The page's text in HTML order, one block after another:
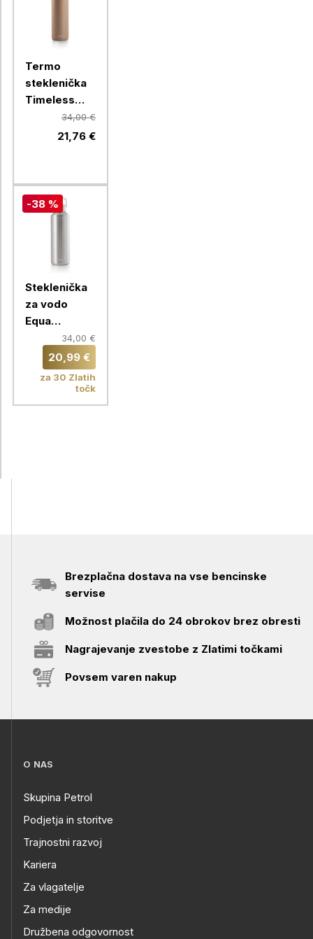
Termo
steklenička
Timeless
Equa, 600
ml, Toffee
34,00 €
21,76 €
-38 %
Steklenička
za vodo
Equa
Thermo
Timeles
Steel, 600
34,00 €
20,99 €
za 30 Zlatih
točk
Brezplačna dostava na vse bencinske
servise
Možnost plačila do 24 obrokov brez obresti
Nagrajevanje zvestobe z Zlatimi točkami
Povsem varen nakup
O NAS
Skupina Petrol
Podjetja in storitve
Trajnostni razvoj
Kariera
Za vlagatelje
Za medije
Družbena odgovornost